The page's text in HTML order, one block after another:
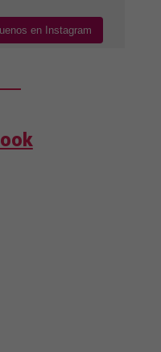
en Instagram